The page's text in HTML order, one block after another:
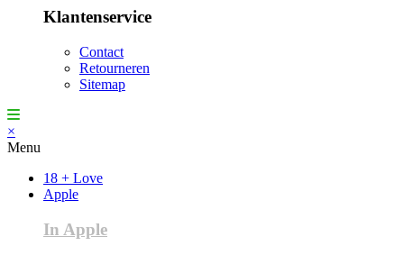
Klantenservice
Contact
Retourneren
Sitemap
×
Menu
18 + Love
Apple
In Apple